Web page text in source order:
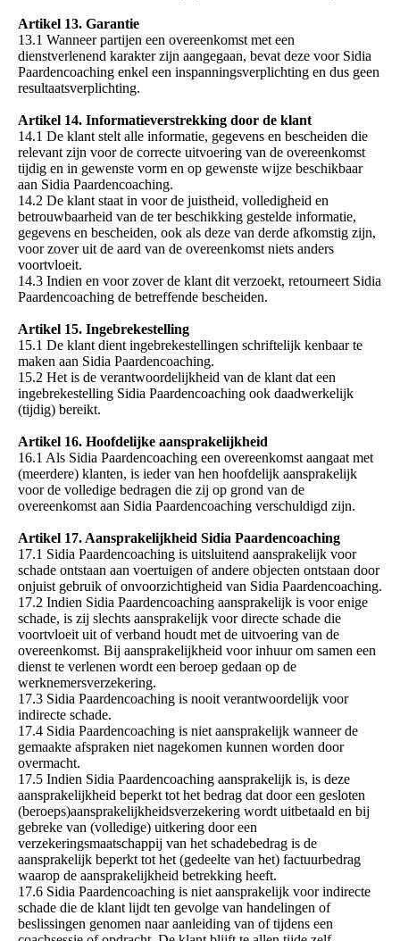
Artikel 13. Garantie
13.1 Wanneer partijen een overeenkomst met een
dienstverlenend karakter zijn aangegaan, bevat deze voor Sidia
Paardencoaching enkel een inspanningsverplichting en dus geen
resultaatsverplichting.
Artikel 14. Informatieverstrekking door de klant
14.1 De klant stelt alle informatie, gegevens en bescheiden die
relevant zijn voor de correcte uitvoering van de overeenkomst
tijdig en in gewenste vorm en op gewenste wijze beschikbaar
aan Sidia Paardencoaching.
14.2 De klant staat in voor de juistheid, volledigheid en
betrouwbaarheid van de ter beschikking gestelde informatie,
gegevens en bescheiden, ook als deze van derde afkomstig zijn,
voor zover uit de aard van de overeenkomst niets anders
voortvloeit.
14.3 Indien en voor zover de klant dit verzoekt, retourneert Sidia
Paardencoaching de betreffende bescheiden.
Artikel 15. Ingebrekestelling
15.1 De klant dient ingebrekestellingen schriftelijk kenbaar te
maken aan Sidia Paardencoaching.
15.2 Het is de verantwoordelijkheid van de klant dat een
ingebrekestelling Sidia Paardencoaching ook daadwerkelijk
(tijdig) bereikt.
Artikel 16. Hoofdelijke aansprakelijkheid
16.1 Als Sidia Paardencoaching een overeenkomst aangaat met
(meerdere) klanten, is ieder van hen hoofdelijk aansprakelijk
voor de volledige bedragen die zij op grond van de
overeenkomst aan Sidia Paardencoaching verschuldigd zijn.
Artikel 17. Aansprakelijkheid Sidia Paardencoaching
17.1 Sidia Paardencoaching is uitsluitend aansprakelijk voor
schade ontstaan aan voertuigen of andere objecten ontstaan door
onjuist gebruik of onvoorzichtigheid van Sidia Paardencoaching.
17.2 Indien Sidia Paardencoaching aansprakelijk is voor enige
schade, is zij slechts aansprakelijk voor directe schade die
voortvloeit uit of verband houdt met de uitvoering van de
overeenkomst. Bij aansprakelijkheid voor inhuur om samen een
dienst te verlenen wordt een beroep gedaan op de
werknemersverzekering.
17.3 Sidia Paardencoaching is nooit verantwoordelijk voor
indirecte schade.
17.4 Sidia Paardencoaching is niet aansprakelijk wanneer de
gemaakte afspraken niet nagekomen kunnen worden door
overmacht.
17.5 Indien Sidia Paardencoaching aansprakelijk is, is deze
aansprakelijkheid beperkt tot het bedrag dat door een gesloten
(beroeps)aansprakelijkheidsverzekering wordt uitbetaald en bij
gebreke van (volledige) uitkering door een
verzekeringsmaatschappij van het schadebedrag is de
aansprakelijk beperkt tot het (gedeelte van het) factuurbedrag
waarop de aansprakelijkheid betrekking heeft.
17.6 Sidia Paardencoaching is niet aansprakelijk voor indirecte
schade die de klant lijdt ten gevolge van handelingen of
beslissingen genomen naar aanleiding van of tijdens een